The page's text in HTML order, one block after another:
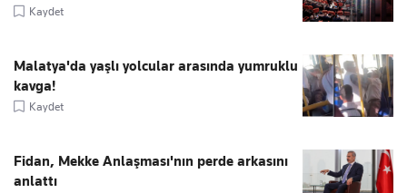
Kaydet
Malatya'da yaşlı yolcular arasında yumruklu
kavga!
Kaydet
Fidan, Mekke Anlaşması'nın perde arkasını
anlattı